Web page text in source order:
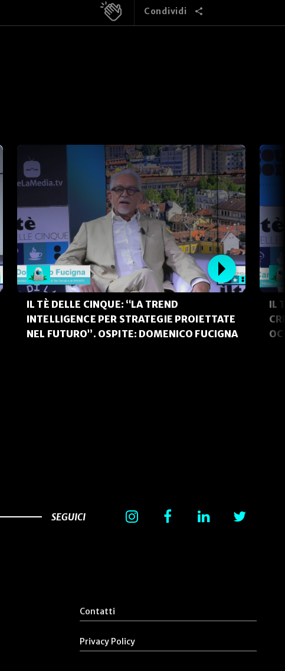
Condividi
IL TÈ DELLE CINQUE: “LA TREND
INTELLIGENCE PER STRATEGIE PROIETTATE
NEL FUTURO”. OSPITE: DOMENICO FUCIGNA
IL
SEGUICI
Contatti
Privacy Policy